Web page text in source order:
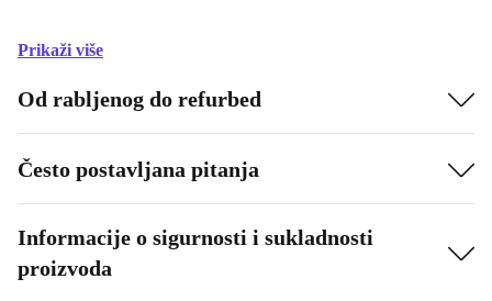
Prikaži više
Od rabljenog do refurbed
Često postavljana pitanja
Informacije o sigurnosti i sukladnosti
proizvoda